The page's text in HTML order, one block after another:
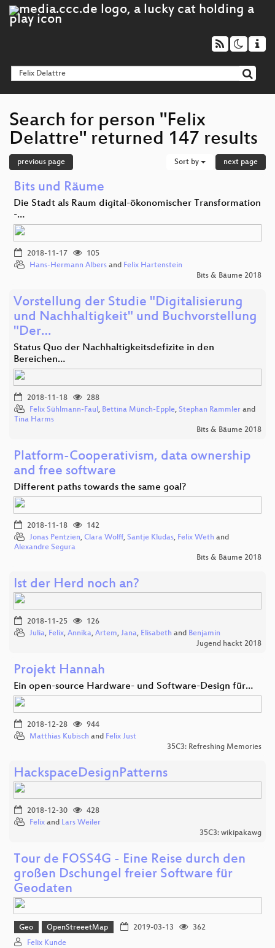
Search for person "Felix
Delattre" returned 147 results
previous page Sort by next page
Bits und Räume
Die Stadt als Raum digital-ökonomischer Transformation
-…
2018-11-17
105
Hans-Hermann Albers and Felix Hartenstein
Bits & Bäume 2018
Vorstellung der Studie "Digitalisierung
und Nachhaltigkeit" und Buchvorstellung
"Der…
Status Quo der Nachhaltigkeitsdefizite in den
Bereichen…
2018-11-18
288
Felix Sühlmann-Faul, Bettina Münch-Epple, Stephan Rammler and
Tina Harms
Bits & Bäume 2018
Platform-Cooperativism, data ownership
and free software
Different paths towards the same goal?
2018-11-18
142
Jonas Pentzien, Clara Wolff, Santje Kludas, Felix Weth and
Alexandre Segura
Bits & Bäume 2018
Ist der Herd noch an?
2018-11-25
126
Julia, Felix, Annika, Artem, Jana, Elisabeth and Benjamin
Jugend hackt 2018
Projekt Hannah
Ein open-source Hardware- und Software-Design für…
2018-12-28
944
Matthias Kubisch and Felix Just
35C3: Refreshing Memories
HackspaceDesignPatterns
2018-12-30
428
Felix and Lars Weiler
35C3: wikipakawg
Tour de FOSS4G - Eine Reise durch den
großen Dschungel freier Software für
Geodaten
Geo OpenStreeetMap 2019-03-13
362
Felix Kunde